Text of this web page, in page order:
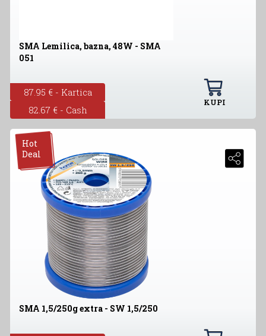
SMA Lemilica, bazna, 48W - SMA
051
87.95 € - Kartica
82.67 € - Cash
KUPI
Hot
Deal
SMA 1,5/250g extra - SW 1,5/250